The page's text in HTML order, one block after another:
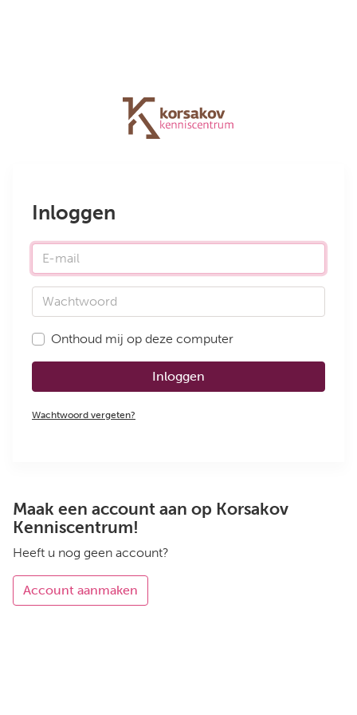
Inloggen
E-mail
Wachtwoord
Onthoud mij op deze computer
Inloggen
Wachtwoord vergeten?
Maak een account aan op Korsakov
Kenniscentrum!
Heeft u nog geen account?
Account aanmaken